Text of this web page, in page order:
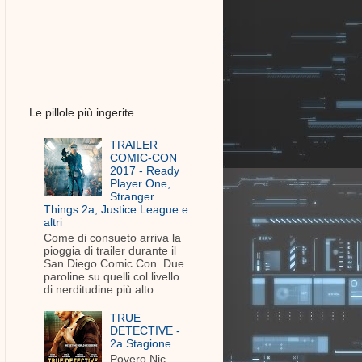
Le pillole più ingerite
TRAILER
COMIC-CON
2017 - Ready
Player One,
Stranger
Things 2a, Justice League e
altri
Come di consueto arriva la
pioggia di trailer durante il
San Diego Comic Con. Due
paroline su quelli col livello
di nerditudine più alto...
TRUE
DETECTIVE -
2a Stagione
Povero Nic.